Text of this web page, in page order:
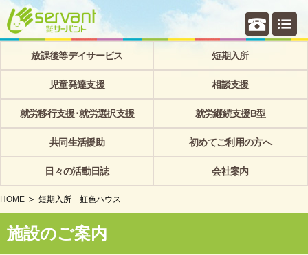
個別相
放課後等デイサービス 短期入所
児童発達支援 相談支援
就労移行支援･就労選択支援 就労継続支援B型
共同生活援助 初めてご利用の方へ
日々の活動日誌 会社案内
HOME 短期入所 虹色ハウス
施設のご案内